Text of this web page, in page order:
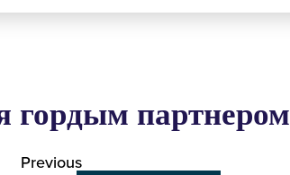
партнером
Previous